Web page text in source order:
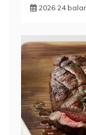
2026 24